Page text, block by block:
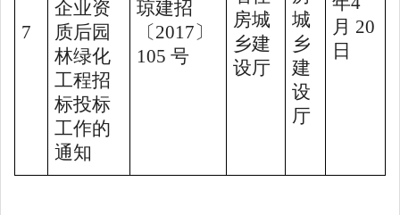
7
企业资
质后园
林绿化
工程招
标投标
工作的
通知
琼建招
〔2017〕
105号
房城
乡建
设厅
城
乡
建
设
厅
月 20
日